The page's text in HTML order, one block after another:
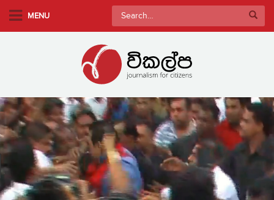
m
a
i
n
o
n
MENU
Search
for: